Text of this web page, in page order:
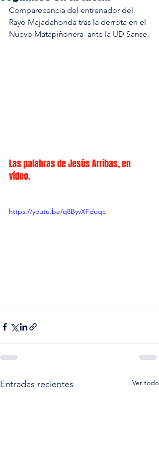
Comparecencia del entrenador del
Rayo Majadahonda tras la derrota en el
Nuevo Matapiñonera  ante la UD Sanse.
Las palabras de Jesús Arribas, en
vídeo.
https://youtu.be/q8ByvXFduqc
Entradas recientes Ver todo